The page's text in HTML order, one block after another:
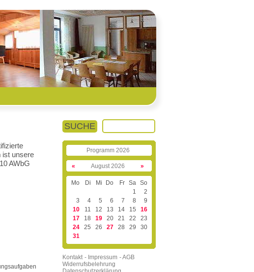
ist unsere
AWbG
SUCHE
Programm 2026
« August 2026 »
Mo Di Mi Do Fr Sa So
1
2
3
4 5 6 7 8
9
10
11 12 13 14 15
16
17
18 19 20 21 22
23
24
25 26 27 28 29
30
31
Kontakt - Impressum - AGB
Widerrufsbelehrung